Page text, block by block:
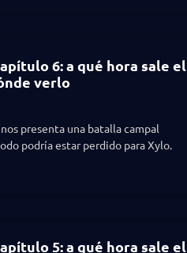
6: a qué hora sale el
verlo
presenta una batalla campal
podría estar perdido para Xylo.
5: a qué hora sale el